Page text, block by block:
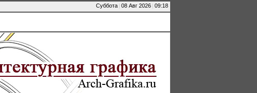
Суббота | 08 Авг 2026 | 09:18